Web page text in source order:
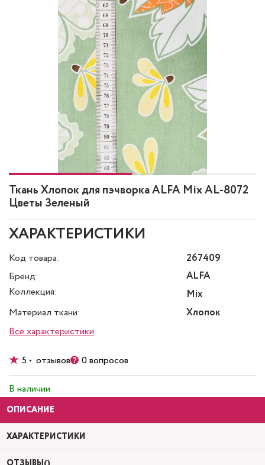
Ткань Хлопок для пэчворка ALFA Mix AL-8072
Цветы Зеленый
ХАРАКТЕРИСТИКИ
Код товара:
267409
Бренд:
ALFA
Коллекция:
Mix
Материал ткани:
Хлопок
Все характеристики
5 • отзывов 0 вопросов
В наличии
ОПИСАНИЕ
ХАРАКТЕРИСТИКИ